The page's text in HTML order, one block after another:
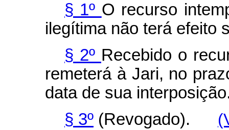
§ 1º O recurso
ilegítima não terá
§ 2º Recebido o
remeterá à Jari, no
data de sua
§ 3º (Revogado).